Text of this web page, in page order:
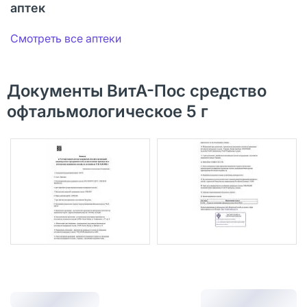
аптек
Смотреть все аптеки
Документы ВитА-Пос средство
офтальмологическое 5 г